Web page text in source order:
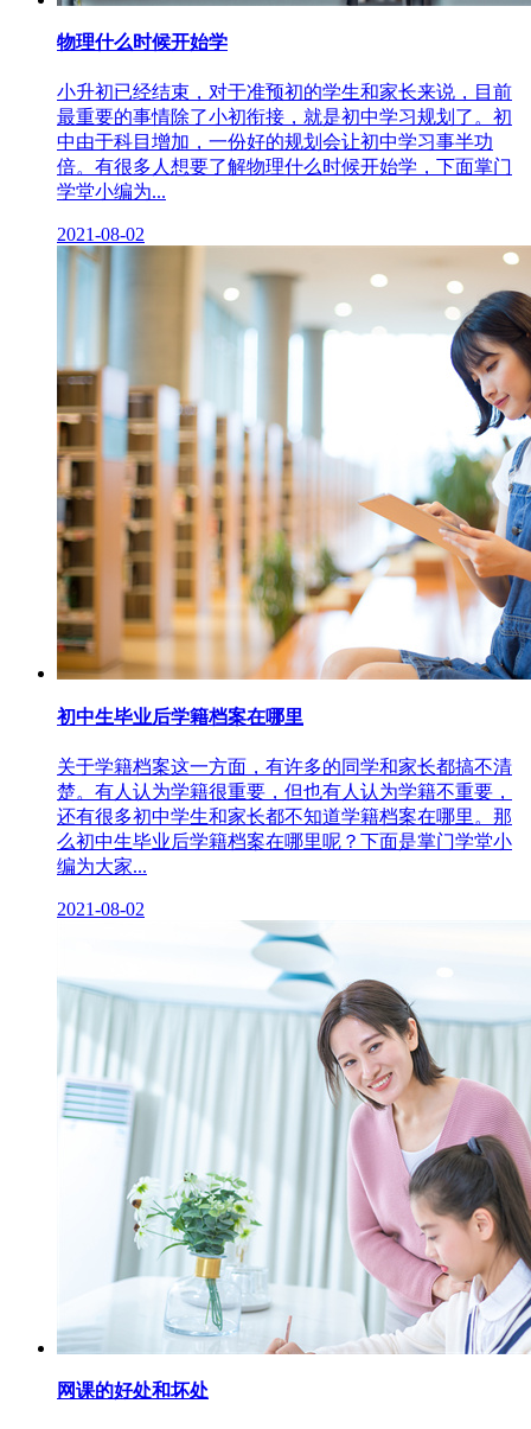
物理什么时候开始学
小升初已经结束，对于准预初的学生和家长来说，目前
最重要的事情除了小初衔接，就是初中学习规划了。初
中由于科目增加，一份好的规划会让初中学习事半功
倍。有很多人想要了解物理什么时候开始学，下面掌门
学堂小编为...
2021-08-02
初中生毕业后学籍档案在哪里
关于学籍档案这一方面，有许多的同学和家长都搞不清
楚。有人认为学籍很重要，但也有人认为学籍不重要，
还有很多初中学生和家长都不知道学籍档案在哪里。那
么初中生毕业后学籍档案在哪里呢？下面是掌门学堂小
编为大家...
2021-08-02
网课的好处和坏处